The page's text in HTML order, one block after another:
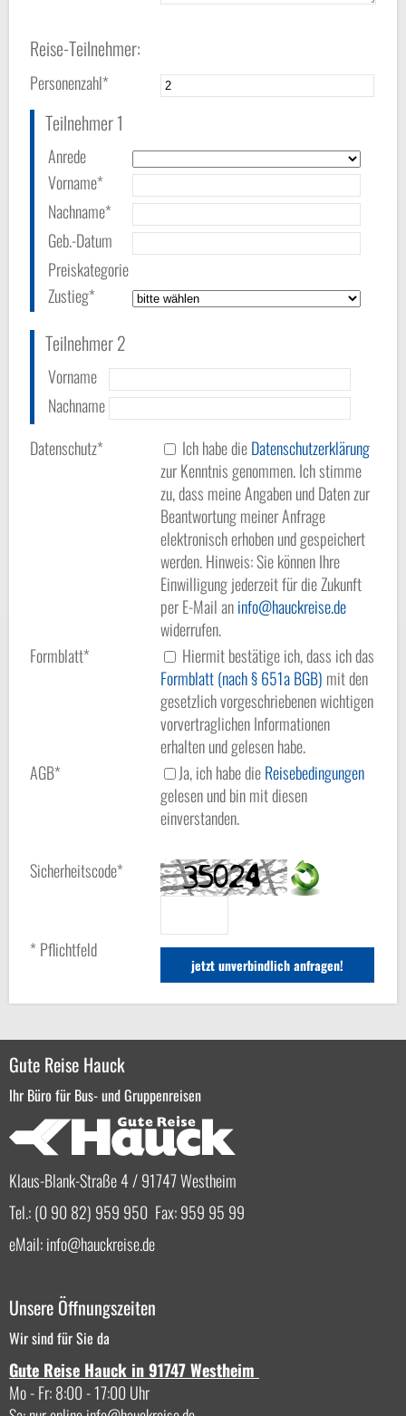
Reise-Teilnehmer:
Personenzahl*
Teilnehmer 1
Anrede
Vorname*
Nachname*
Geb.-Datum
Preiskategorie
Zustieg*
Teilnehmer 2
Vorname
Nachname
Datenschutz*
Ich habe dieDatenschutzerklärung
zur Kenntnis genommen. Ich stimme
zu, dass meine Angaben und Daten zur
Beantwortung meiner Anfrage
elektronisch erhoben und gespeichert
werden. Hinweis: Sie können Ihre
Einwilligung jederzeit für die Zukunft
per E-Mail aninfo
hauckreise.de
widerrufen.
Formblatt*
Hiermit bestätige ich, dass ich das
Formblatt (nach § 651a BGB) mit den
gesetzlich vorgeschriebenen wichtigen
vorvertraglichen Informationen
erhalten und gelesen habe.
AGB*
Ja, ich habe dieReisebedingungen
gelesen und bin mit diesen
einverstanden.
Sicherheitscode*
* Pflichtfeld
Gute Reise Hauck
Ihr Büro für Bus- und Gruppenreisen
Klaus-Blank-Straße 4 / 91747 Westheim
Tel.: (0 90 82) 959 950 Fax: 959 95 99
eMail:info hauckreise.de
Unsere Öffnungszeiten
Wir sind für Sie da
Gute Reise Hauck in 91747 Westheim
Mo - Fr: 8:00 - 17:00 Uhr